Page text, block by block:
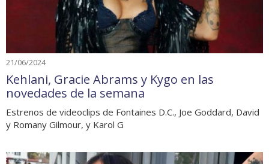
21/06/2024
Kehlani, Gracie Abrams y Kygo en las
novedades de la semana
Estrenos de videoclips de Fontaines D.C., Joe Goddard, David
y Romany Gilmour, y Karol G